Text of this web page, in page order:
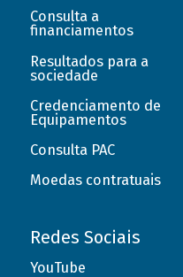
Consulta a
financiamentos
Resultados para a
sociedade
Credenciamento de
Equipamentos
Consulta PAC
Moedas contratuais
Redes Sociais
YouTube